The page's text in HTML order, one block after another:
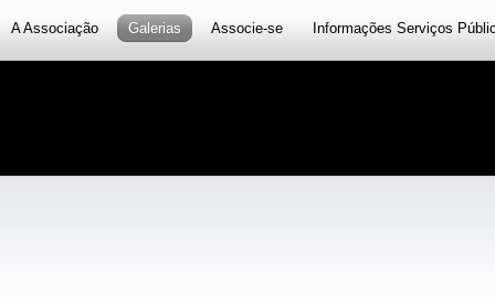
A Associação Galerias Associe-se Informações Serviços